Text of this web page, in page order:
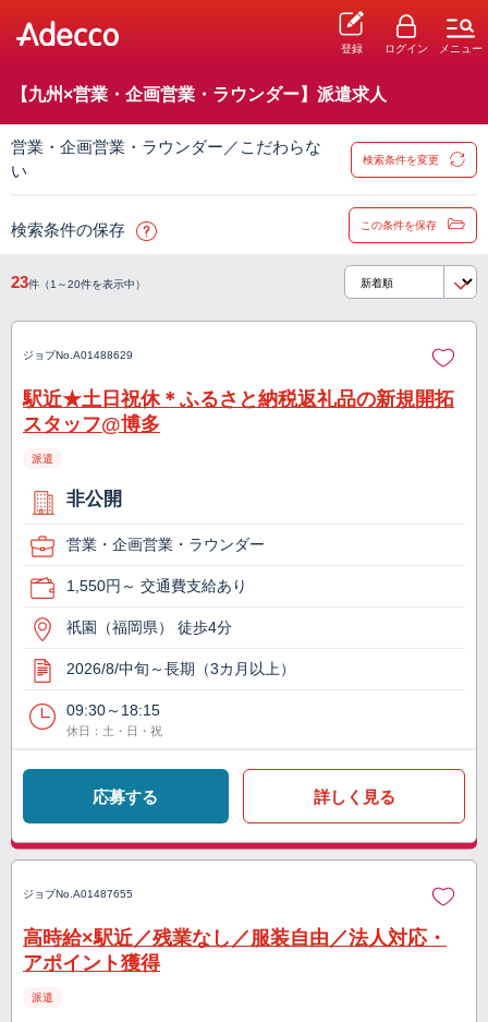
登録 ログイン メニュー
【九州×営業・企画営業・ラウンダー】派遣求人
営業・企画営業・ラウンダー／こだわらな
い
検索条件を変更
検索条件の保存 この条件を保存
23件（1～20件を表示中）
ジョブNo. A01488629
駅近★土日祝休＊ふるさと納税返礼品の新規開拓
スタッフ@博多
派遣
非公開
営業・企画営業・ラウンダー
1,550円～ 交通費支給あり
祇園（福岡県） 徒歩4分
2026/8/中旬～長期（3カ月以上）
09:30～18:15
休日：土・日・祝
応募する 詳しく見る
ジョブNo. A01487655
高時給×駅近／残業なし／服装自由／法人対応・
アポイント獲得
派遣